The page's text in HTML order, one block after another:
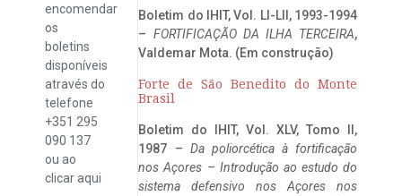
encomendar
os
boletins
disponíveis
através do
telefone
+351 295
090 137
ou ao
clicaraqui
Boletim do IHIT, Vol. LI-LII, 1993-1994
– FORTIFICAÇÃO DA ILHA TERCEIRA,
Valdemar Mota. (Em construção)
Forte de São Benedito do Monte
Brasil
Boletim do IHIT, Vol. XLV, Tomo II,
1987 – Da poliorcética à fortificação
nos Açores – Introdução ao estudo do
sistema defensivo nos Açores nos